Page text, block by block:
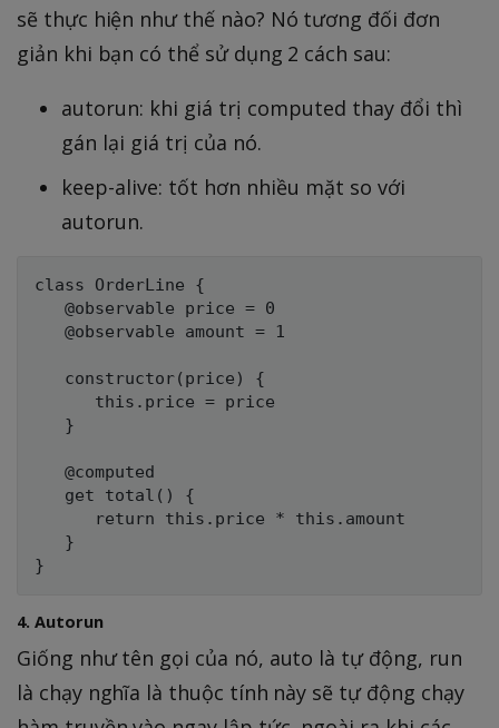
sẽ thực hiện như thế nào? Nó tương đối đơn
giản khi bạn có thể sử dụng 2 cách sau:
autorun: khi giá trị computed thay đổi thì
gán lại giá trị của nó.
keep-alive: tốt hơn nhiều mặt so với
autorun.
class OrderLine {
   @observable price = 0
   @observable amount = 1
   constructor(price) {
      this.price = price
   }
   @computed
   get total() {
      return this.price * this.amount
   }
4. Autorun
Giống như tên gọi của nó, auto là tự động, run
là chạy nghĩa là thuộc tính này sẽ tự động chạy